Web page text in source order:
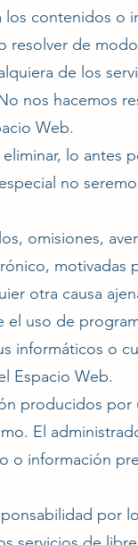
contenidos o
resolver de
de los
nos hacemos
Web.
lo
no
omisiones,
motivadas
otra causa
el uso de
informáticos o
Espacio Web.
producidos
El
o información
por